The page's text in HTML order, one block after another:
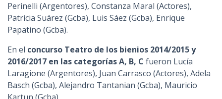
Perinelli (Argentores), Constanza Maral (Actores),
Patricia Suárez (Gcba), Luis Sáez (Gcba), Enrique
Papatino (Gcba).
En el concurso Teatro de los bienios 2014/2015 y
2016/2017 en las categorías A, B, C fueron Lucía
Laragione (Argentores), Juan Carrasco (Actores), Adela
Basch (Gcba), Alejandro Tantanian (Gcba), Mauricio